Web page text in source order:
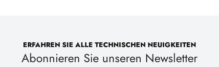
ERFAHREN SIE ALLE TECHNISCHEN NEUIGKEITEN
Abonnieren Sie unseren Newsletter